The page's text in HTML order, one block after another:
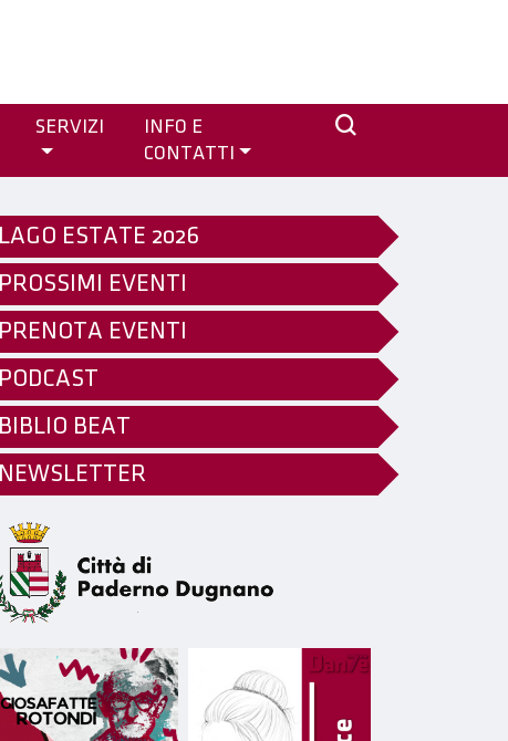
SERVIZI
INFO E
CONTATTI
LAGO ESTATE 2026
PROSSIMI EVENTI
PRENOTA EVENTI
PODCAST
BIBLIO BEAT
NEWSLETTER